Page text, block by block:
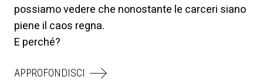
possiamo vedere che nonostante le carceri siano
piene il caos regna.
E perché?
APPROFONDISCI